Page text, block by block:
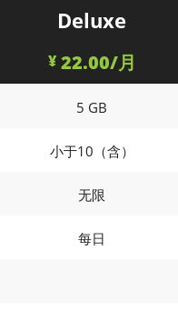
Deluxe
¥22.00/月
5 GB
小于10（含）
无限
每日